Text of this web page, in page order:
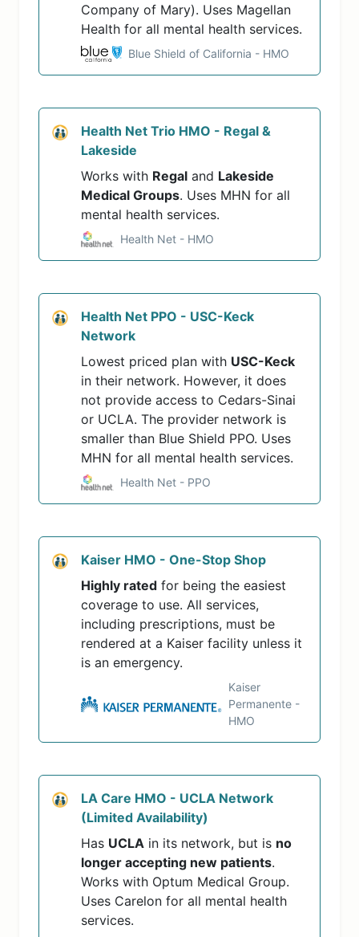
Company of Mary). Uses Magellan
Health for all mental health services.
Blue Shield of California - HMO
Health Net Trio HMO - Regal &
Lakeside
Works with Regal and Lakeside
Medical Groups. Uses MHN for all
mental health services.
Health Net - HMO
Health Net PPO - USC-Keck
Network
Lowest priced plan with USC-Keck
in their network. However, it does
not provide access to Cedars-Sinai
or UCLA. The provider network is
smaller than Blue Shield PPO. Uses
MHN for all mental health services.
Health Net - PPO
Kaiser HMO - One-Stop Shop
Highly rated for being the easiest
coverage to use. All services,
including prescriptions, must be
rendered at a Kaiser facility unless it
is an emergency.
Kaiser
Permanente -
HMO
LA Care HMO - UCLA Network
(Limited Availability)
Has UCLA in its network, but is no
longer accepting new patients.
Works with Optum Medical Group.
Uses Carelon for all mental health
services.